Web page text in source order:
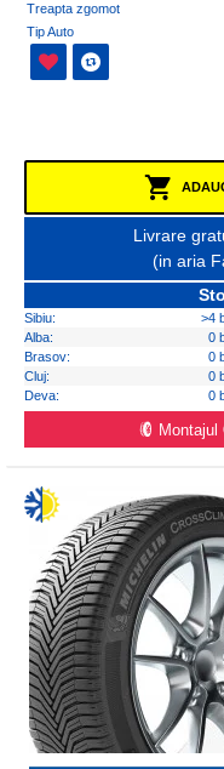
Treapta zgomot
Tip Auto
Livrare
(in aria
Sibiu: >4
Alba:
0
Brasov:
0
Cluj:
0
Deva:
0
Montajul